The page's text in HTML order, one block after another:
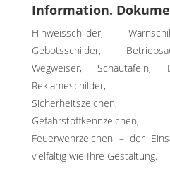
Information.
Hinweisschilder,
Gebotsschilder,
Wegweiser, Schautafeln,
Reklameschilder,
Sicherheitszeichen,
Feuerwehrzeichen – der
vielfältig wie Ihre Gestaltung.